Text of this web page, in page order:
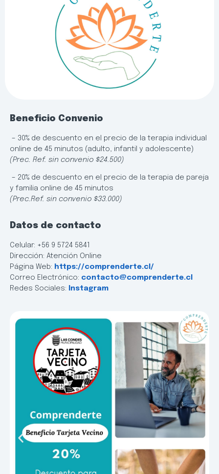
Beneficio Convenio
– 30% de descuento en el precio de la terapia individual
online de 45 minutos (adulto, infantil y adolescente)
(Prec. Ref. sin convenio $24.500)
– 20% de descuento en el precio de la terapia de pareja
y familia online de 45 minutos
(Prec.Ref. sin convenio $33.000)
Datos de contacto
Celular: +56 9 5724 5841
Dirección: Atención Online
Página Web: https://comprenderte.cl/
Correo Electrónico: contacto@comprenderte.cl
Redes Sociales: Instagram